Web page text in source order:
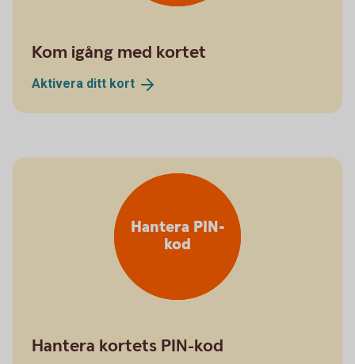
Kom igång med kortet
Aktivera ditt kort
Hantera PIN-
kod
Hantera kortets PIN-kod